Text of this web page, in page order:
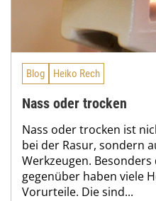
Blog Heiko Rech
Nass oder trocken
Nass oder trocken ist
bei der Rasur, sondern
Werkzeugen.
gegenüber haben viele
Vorurteile. Die sind...